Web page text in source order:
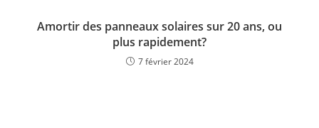
Amortir des panneaux solaires sur 20 ans, ou
plus rapidement?
7 février 2024